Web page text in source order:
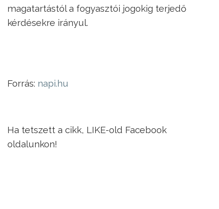
magatartástól a fogyasztói jogokig terjedő
kérdésekre irányul.
Forrás: napi.hu
Ha tetszett a cikk, LIKE-old Facebook
oldalunkon!